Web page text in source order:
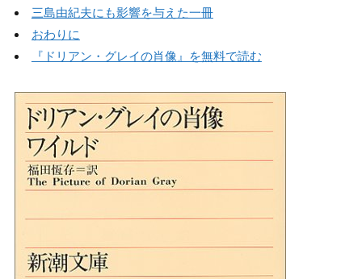
三島由紀夫にも影響を与えた一冊
おわりに
『ドリアン・グレイの肖像』を無料で読む